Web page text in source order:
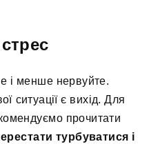
і менше нервуйте.
ситуації є вихід. Для
прочитати
турбуватися і